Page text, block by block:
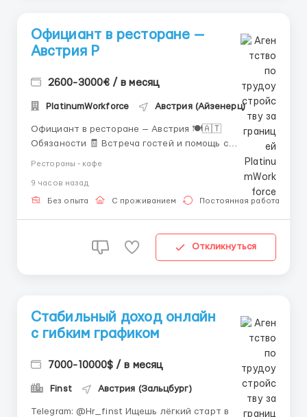
Официант в ресторане —
Австрия Р
2600-3000€ / в месяц
PlatinumWorkforce Австрия (Айзенерц)
Официант в ресторане — Австрия 🍽️🇦🇹
Обязаности 🧾 Встреча гостей и помощь с
размещением Вы приветливо встречаете гостей
ресторана, помогаете им выбрать удобный столик и
создаёте приятную атмосферу с первых секунд.
Иногда достаточно улыбки и дружелюбного "Добро
Рестораны - кафе
9 часов назад
Без опыта С проживанием Постоянная работа
Откликнуться
Стабильный доход онлайн
с гибким графиком
7000-10000$ / в месяц
Finst Австрия (Зальцбург)
Telegram: @Hr_finst Ищешь лёгкий старт в